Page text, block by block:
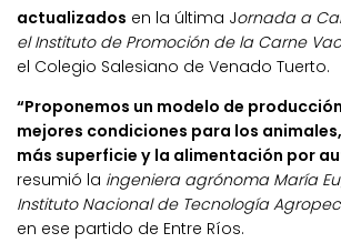
actualizados en la última Jornada a
el Instituto de Promoción de la Carne
el Colegio Salesiano de Venado Tuerto.
“Proponemos un modelo de
mejores condiciones para los
más superficie y la alimentación por
resumió la ingeniera agrónoma María
Instituto Nacional de Tecnología
en ese partido de Entre Ríos.